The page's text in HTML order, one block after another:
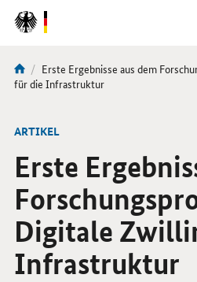
DirektZu:
Navigation
Sie
sind
Aktuelle
Seite:
Erste Ergebnisse aus dem
für die Infrastruktur
ARTIKEL
Erste
Digitale
Infrastruktur